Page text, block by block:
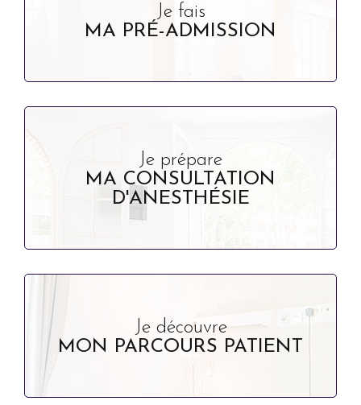
Je fais
MA PRÉ-ADMISSION
Je prépare
MA CONSULTATION
D'ANESTHÉSIE
Je découvre
MON PARCOURS PATIENT